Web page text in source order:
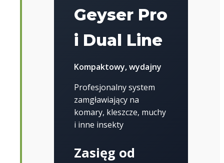
Geyser Pro
i Dual Line
Kompaktowy, wydajny
Profesjonalny system
zamgławiający na
komary, kleszcze, muchy
i inne insekty
Zasięg od